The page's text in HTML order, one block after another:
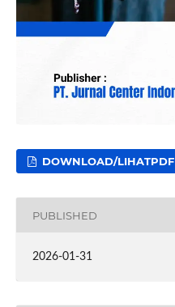
DOWNLOAD/LIHATPDF
PUBLISHED
2026-01-31